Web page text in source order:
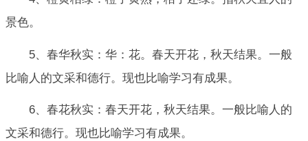
景色。
5、春华秋实：华：花。春天开花，秋天结果。一般
比喻人的文采和德行。现也比喻学习有成果。
6、春花秋实：春天开花，秋天结果。一般比喻人的
文采和德行。现也比喻学习有成果。